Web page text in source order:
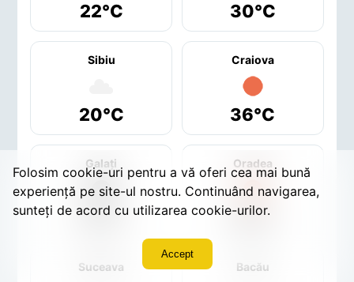
22°C 30°C
Sibiu
20°C
Craiova
36°C
Galaţi
23°C
Oradea
38°C
Suceava Bacău
Folosim cookie-uri pentru a vă oferi cea mai bună
experiență pe site-ul nostru. Continuând navigarea,
sunteți de acord cu utilizarea cookie-urilor.
Accept